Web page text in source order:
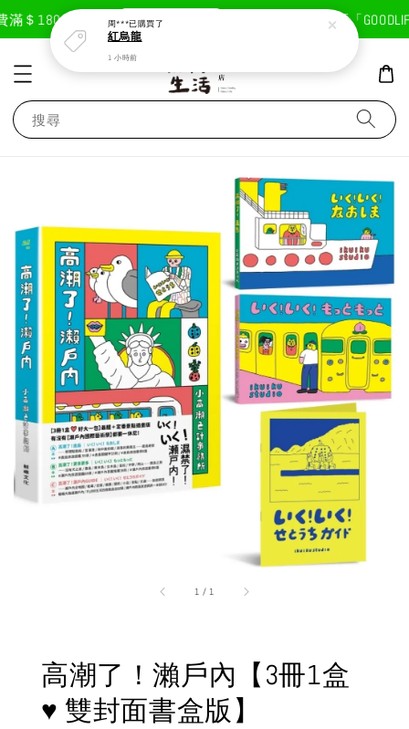
1800免運費 現在去購物！ 首次註冊輸入折扣碼「
搜尋
1 / 1
高潮了！瀨戶內【3冊1盒
♥ 雙封面書盒版】
周***已購買了
紅烏龍
1 小時前